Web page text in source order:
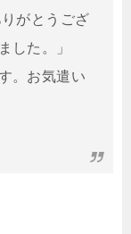
がとうござ
した。」
。お気遣い